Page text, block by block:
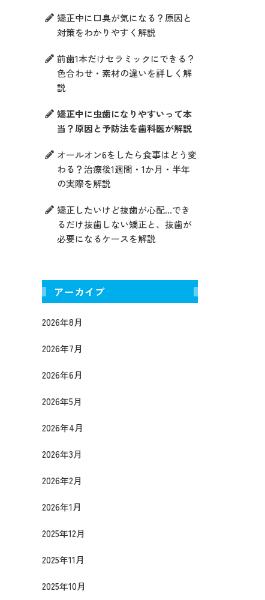
矯正中に口臭が気になる？原因と
対策をわかりやすく解説
前歯1本だけセラミックにできる？
色合わせ・素材の違いを詳しく解
説
矯正中に虫歯になりやすいって本
当？原因と予防法を歯科医が解説
オールオン6をしたら食事はどう変
わる？治療後1週間・1か月・半年
の実際を解説
矯正したいけど抜歯が心配…でき
るだけ抜歯しない矯正と、抜歯が
必要になるケースを解説
アーカイブ
2026年8月
2026年7月
2026年6月
2026年5月
2026年4月
2026年3月
2026年2月
2026年1月
2025年12月
2025年11月
2025年10月